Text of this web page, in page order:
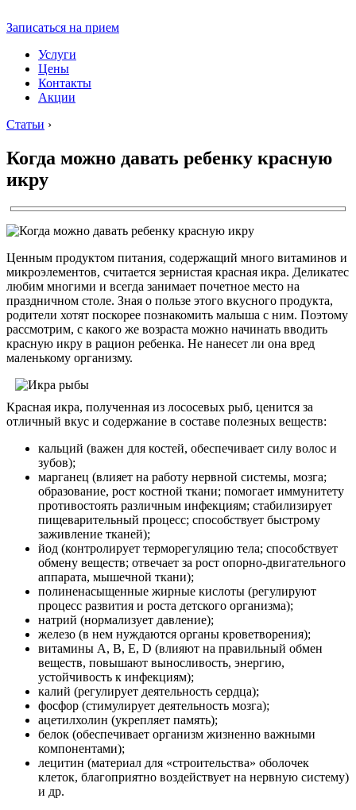
Записаться на прием
Услуги
Цены
Контакты
Акции
Статьи ›
Когда можно давать ребенку красную
икру
Ценным продуктом питания, содержащий много витаминов и
микроэлементов, считается зернистая красная икра. Деликатес
любим многими и всегда занимает почетное место на
праздничном столе. Зная о пользе этого вкусного продукта,
родители хотят поскорее познакомить малыша с ним. Поэтому
рассмотрим, с какого же возраста можно начинать вводить
красную икру в рацион ребенка. Не нанесет ли она вред
маленькому организму.
Красная икра, полученная из лососевых рыб, ценится за
отличный вкус и содержание в составе полезных веществ:
кальций (важен для костей, обеспечивает силу волос и
зубов);
марганец (влияет на работу нервной системы, мозга;
образование, рост костной ткани; помогает иммунитету
противостоять различным инфекциям; стабилизирует
пищеварительный процесс; способствует быстрому
заживление тканей);
йод (контролирует терморегуляцию тела; способствует
обмену веществ; отвечает за рост опорно-двигательного
аппарата, мышечной ткани);
полиненасыщенные жирные кислоты (регулируют
процесс развития и роста детского организма);
натрий (нормализует давление);
железо (в нем нуждаются органы кроветворения);
витамины A, B, E, D (влияют на правильный обмен
веществ, повышают выносливость, энергию,
устойчивость к инфекциям);
калий (регулирует деятельность сердца);
фосфор (стимулирует деятельность мозга);
ацетилхолин (укрепляет память);
белок (обеспечивает организм жизненно важными
компонентами);
лецитин (материал для «строительства» оболочек
клеток, благоприятно воздействует на нервную систему)
и др.